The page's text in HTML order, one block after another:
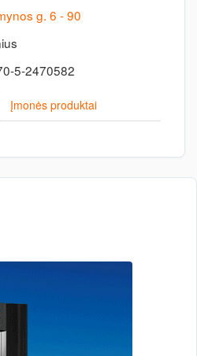
g. 6 - 90
5-2470582
Įmonės produktai